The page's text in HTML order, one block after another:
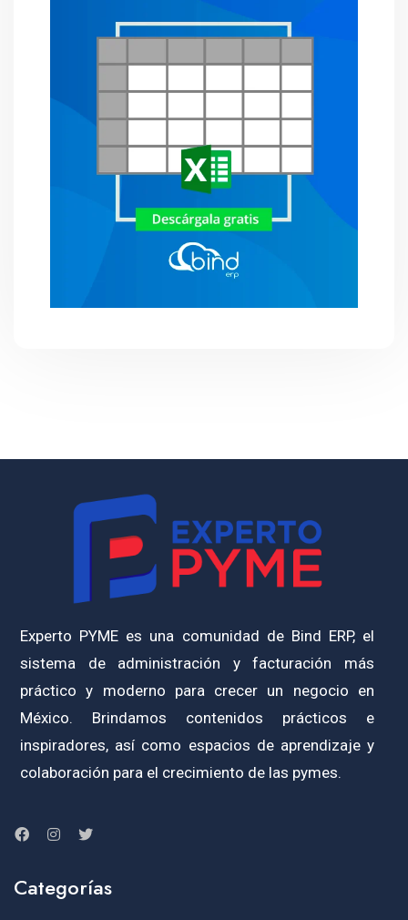
Experto PYME es una comunidad de Bind ERP, el
sistema de administración y facturación más
práctico y moderno para crecer un negocio en
México. Brindamos contenidos prácticos e
inspiradores, así como espacios de aprendizaje y
colaboración para el crecimiento de las pymes.
Categorías